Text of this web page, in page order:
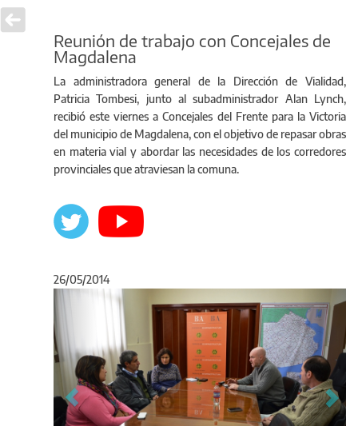
Reunión de trabajo con Concejales de
Magdalena
La administradora general de la Dirección de Vialidad,
Patricia Tombesi, junto al subadministrador Alan Lynch,
recibió este viernes a Concejales del Frente para la Victoria
del municipio de Magdalena, con el objetivo de repasar obras
en materia vial y abordar las necesidades de los corredores
provinciales que atraviesan la comuna.
26/05/2014
Anterior